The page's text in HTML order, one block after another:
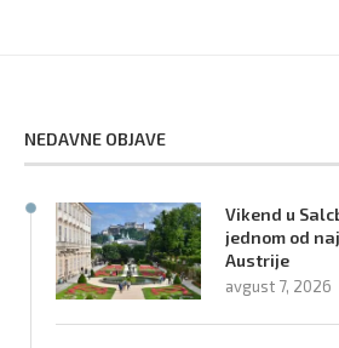
NEDAVNE OBJAVE
Vikend u
jednom od
Austrije
avgust 7, 2026